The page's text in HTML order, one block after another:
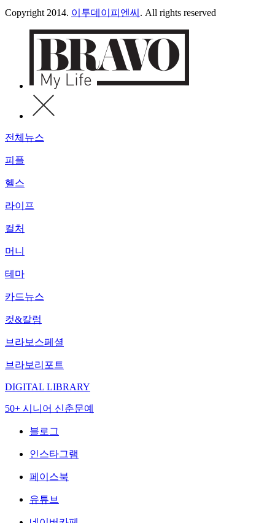
Copyright 2014. 이투데이피엔씨 . All rights reserved
전체뉴스
피플
헬스
라이프
컬처
머니
테마
카드뉴스
컷&칼럼
브라보스페셜
브라보리포트
DIGITAL LIBRARY
50+ 시니어 신춘문예
블로그
인스타그램
페이스북
유튜브